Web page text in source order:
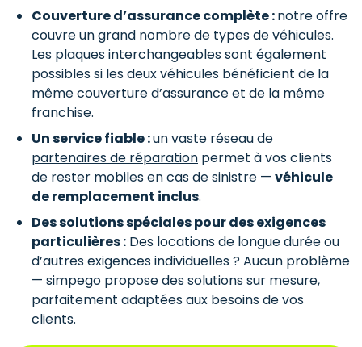
Couverture d’assurance complète :notre offre
couvre un grand nombre de types de véhicules.
Les plaques interchangeables sont également
possibles si les deux véhicules bénéficient de la
même couverture d’assurance et de la même
franchise.
Un service fiable :un vaste réseau de
partenaires de réparation permet à vos clients
de rester mobiles en cas de sinistre — véhicule
de remplacement inclus.
Des solutions spéciales pour des exigences
particulières : Des locations de longue durée ou
d’autres exigences individuelles ? Aucun problème
— simpego propose des solutions sur mesure,
parfaitement adaptées aux besoins de vos
clients.